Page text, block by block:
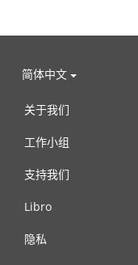
简体中文
关于我们
工作小组
支持我们
Libro
隐私